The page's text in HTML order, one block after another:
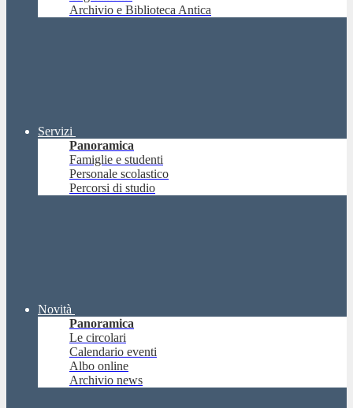
Archivio e Biblioteca Antica
Servizi
Panoramica
Famiglie e studenti
Personale scolastico
Percorsi di studio
Novità
Panoramica
Le circolari
Calendario eventi
Albo online
Archivio news